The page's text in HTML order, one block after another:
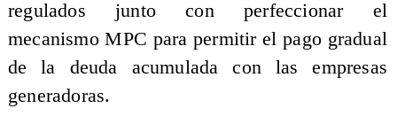
regulados junto con perfeccionar el
mecanismo MPC para permitir el pago gradual
de la deuda acumulada con las empresas
generadoras.